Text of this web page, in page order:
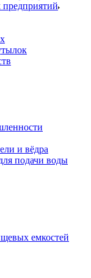
и вёдра
подачи воды
емкостей